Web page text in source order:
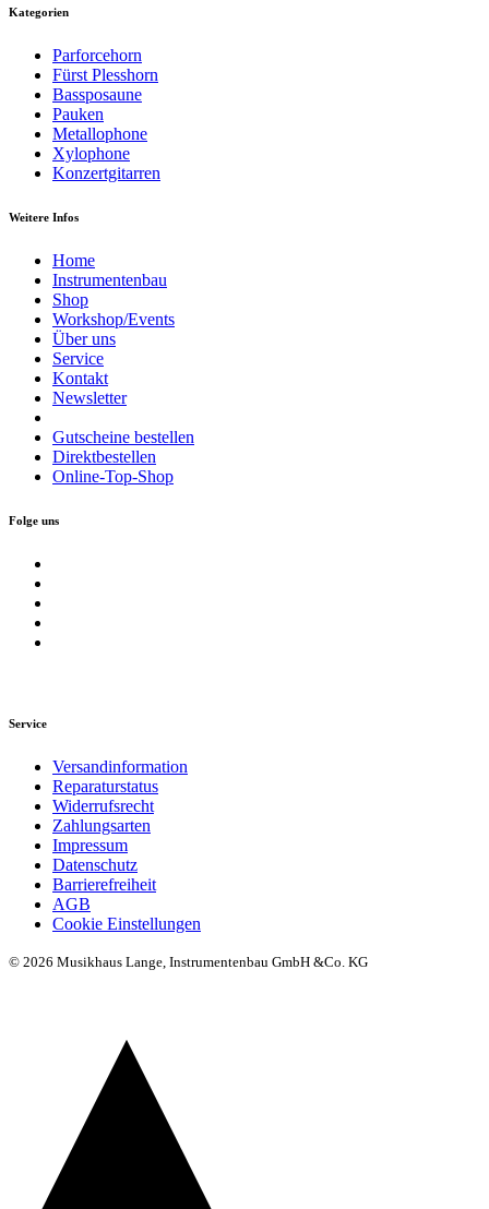
Kategorien
Parforcehorn
Fürst Plesshorn
Bassposaune
Pauken
Metallophone
Xylophone
Konzertgitarren
Weitere Infos
Home
Instrumentenbau
Shop
Workshop/Events
Über uns
Service
Kontakt
Newsletter
Gutscheine bestellen
Direktbestellen
Online-Top-Shop
Folge uns
Service
Versandinformation
Reparaturstatus
Widerrufsrecht
Zahlungsarten
Impressum
Datenschutz
Barrierefreiheit
AGB
Cookie Einstellungen
© 2026 Musikhaus Lange, Instrumentenbau GmbH &Co. KG